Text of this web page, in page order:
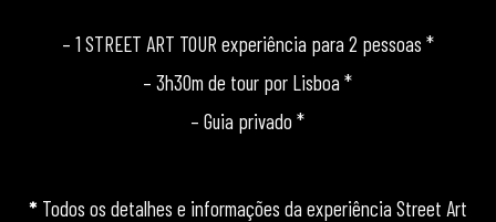
– 1 STREET ART TOUR experiência para 2 pessoas *
– 3h30m de tour por Lisboa *
– Guia privado *
* Todos os detalhes e informações da experiência Street Art